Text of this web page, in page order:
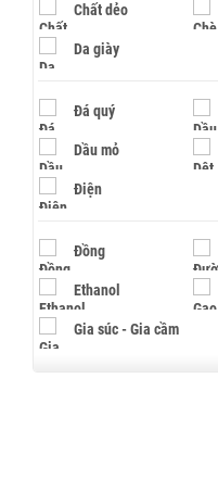
Chất dẻo
Da giày
Đá quý
Dầu mỏ
Điện
Đồng
Ethanol
Gia súc - Gia cầm